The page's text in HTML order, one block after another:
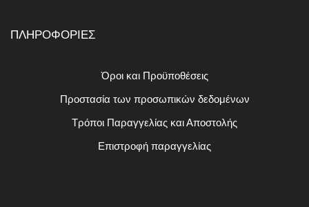
ΠΛΗΡΟΦΟΡΙΕΣ
Όροι και Προϋποθέσεις
Προστασία των προσωπικών δεδομένων
Τρόποι Παραγγελίας και Αποστολής
Επιστροφή παραγγελίας